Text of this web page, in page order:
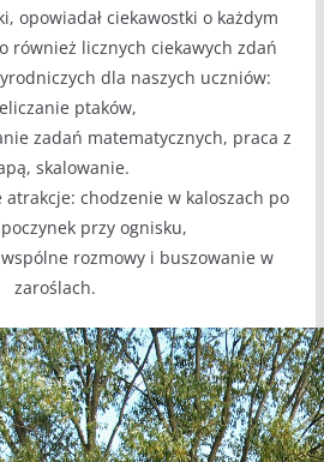
opowiadał ciekawostki o każdym
również licznych ciekawych zdań
dla naszych uczniów:
ptaków,
zadań matematycznych, praca z
skalowanie.
chodzenie w kaloszach po
przy ognisku,
rozmowy i buszowanie w
zaroślach.